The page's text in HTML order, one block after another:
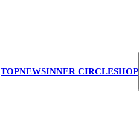
TOPNEWSINNER CIRCLESHOP